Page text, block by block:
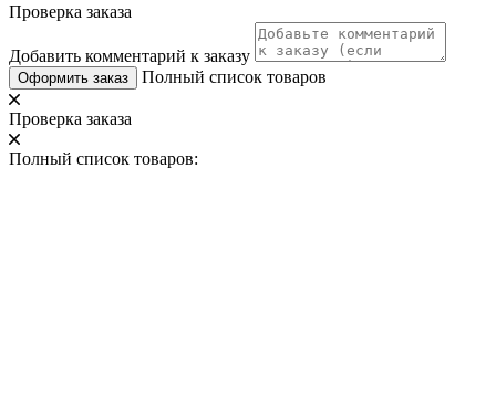
Проверка заказа
Добавить комментарий к заказу
Оформить заказ Полный список товаров
Проверка заказа
Полный список товаров: